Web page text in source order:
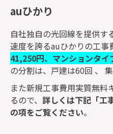
auひかり
自社独自の光回線を提供す
速度を誇るauひかりの工事
41,250円、マンションタイ
の分割は、戸建は60回 、
また新規工事費用実質無料
るので、 詳しくは下記「工
の項をご覧ください。